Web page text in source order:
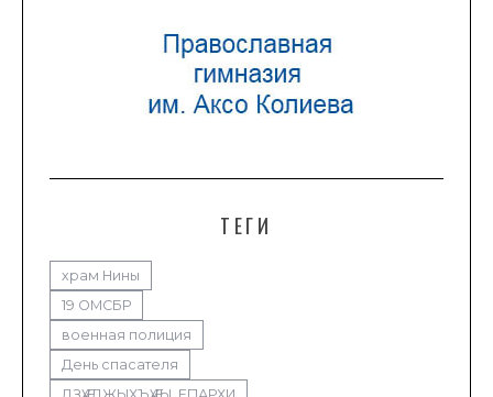
ТЕГИ
храм Нины
19 ОМСБР
военная полиция
День спасателя